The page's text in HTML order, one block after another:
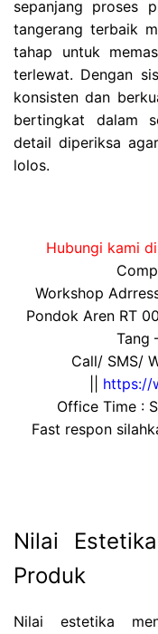
sepanjang proses
tangerang terbaik
tahap untuk
terlewat. Dengan
konsisten dan
bertingkat dalam
detail diperiksa
lolos.
Hubungi kami
Workshop
Pondok Aren RT
Tang
Call/ SMS/
https://
Office Time :
Fast respon
Nilai
Produk
Nilai estetika